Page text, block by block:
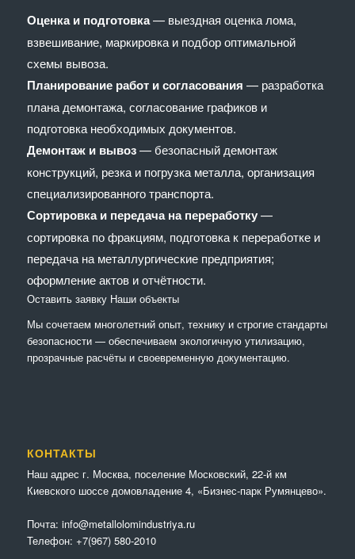
Оценка и подготовка— выездная оценка лома,
взвешивание, маркировка и подбор оптимальной
схемы вывоза.
Планирование работ и согласования — разработка
плана демонтажа, согласование графиков и
подготовка необходимых документов.
Демонтаж и вывоз— безопасный демонтаж
конструкций, резка и погрузка металла, организация
специализированного транспорта.
Сортировка и передача на переработку—
сортировка по фракциям, подготовка к переработке и
передача на металлургические предприятия;
оформление актов и отчётности.
Оставить заявку Наши объекты
Мы сочетaем многолетний опыт, технику и строгие стандарты
безопасности — обеспечиваем экологичную утилизацию,
прозрачные расчёты и своевременную документацию.
КОНТАКТЫ
Наш адрес г. Москва, поселение Московский, 22-й км
Киевского шоссе домовладение 4, «Бизнес-парк Румянцево».
Почта: info@metallolomindustriya.ru
Телефон: +7(967) 580-2010